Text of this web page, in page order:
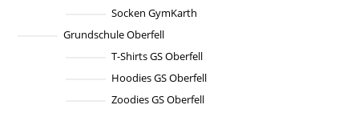
Socken GymKarth
Grundschule Oberfell
T-Shirts GS Oberfell
Hoodies GS Oberfell
Zoodies GS Oberfell